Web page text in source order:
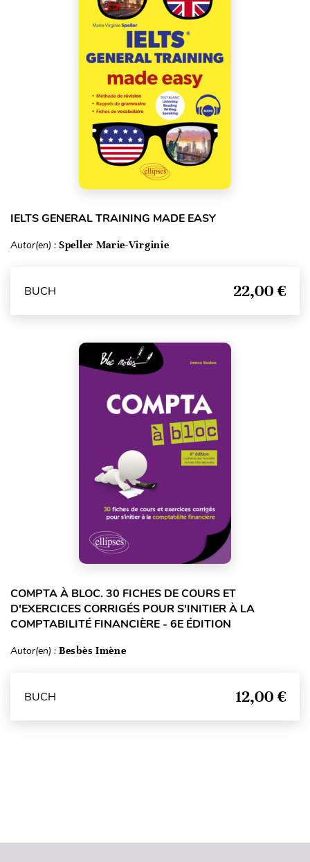
IELTS GENERAL TRAINING MADE EASY
Autor(en) : Speller Marie-Virginie
BUCH 22,00 €
COMPTA À BLOC. 30 FICHES DE COURS ET
D'EXERCICES CORRIGÉS POUR S'INITIER À LA
COMPTABILITÉ FINANCIÈRE - 6E ÉDITION
Autor(en) : Besbès Imène
BUCH 12,00 €